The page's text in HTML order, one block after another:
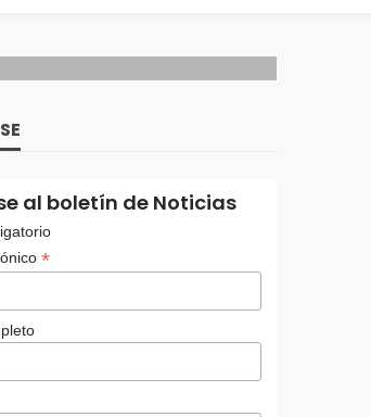
al boletín de Noticias
*